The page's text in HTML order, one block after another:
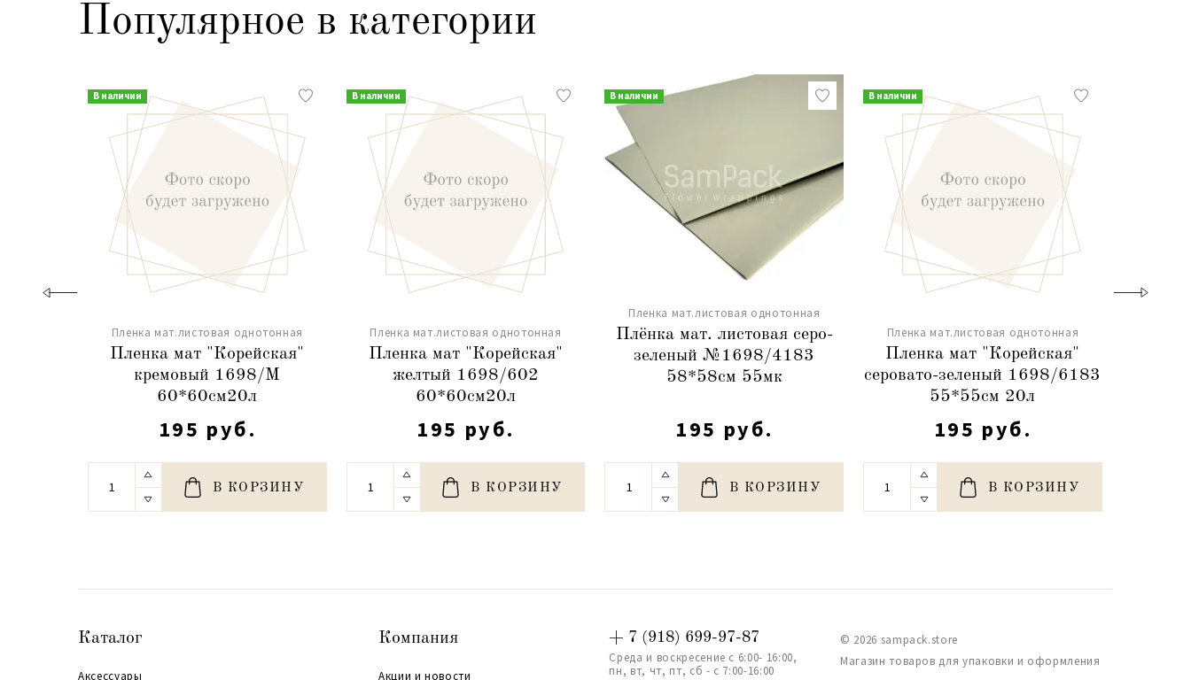
Популярное в категории
В наличии
Пленка мат.листовая однотонная
Пленка мат "Корейская"
кремовый 1698/M
60*60см20л
195 руб.
В КОРЗИНУ
В наличии
Пленка мат.листовая однотонная
Пленка мат "Корейская"
желтый 1698/602
60*60см20л
195 руб.
В КОРЗИНУ
В наличии
Пленка мат.листовая однотонная
Плёнка мат. листовая серо-
зеленый №1698/4183
58*58см 55мк
195 руб.
В КОРЗИНУ
В наличии
Пленка мат.листовая однотонная
Пленка мат "Корейская"
серовато-зеленый 1698/6183
55*55см 20л
195 руб.
В КОРЗИНУ
Каталог
Аксессуары
Компания
Акции и новости
+ 7 (918) 699-97-87
Среда и воскресение с 6:00- 16:00,
пн, вт, чт, пт, сб - с 7:00-16:00
© 2026 sampack.store
Магазин товаров для упаковки и оформления